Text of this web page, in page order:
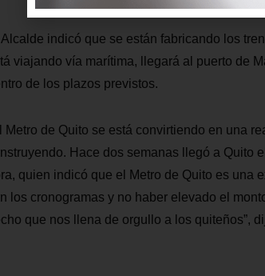
Alcalde indicó que se están fabricando los
viajando vía marítima, llegará al puerto de
de los plazos previstos.
Metro de Quito se está convirtiendo en una
Hace dos semanas llegó a Quito
quien indicó que el Metro de Quito es una
los cronogramas y no haber elevado el
que nos llena de orgullo a los quiteños”,